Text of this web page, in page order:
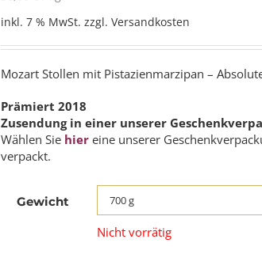
inkl. 7 % MwSt. zzgl. Versandkosten
Mozart Stollen mit Pistazienmarzipan –
Prämiert 2018
Zusendung in einer unserer
Wählen Sie hier eine unserer
verpackt.
Gewicht
Nicht vorrätig